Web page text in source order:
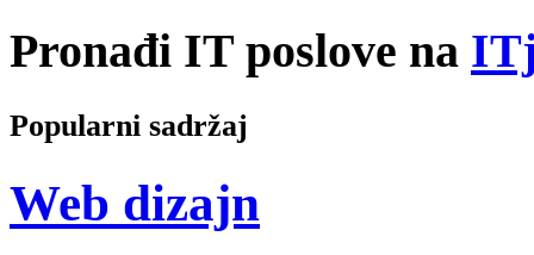
Pronađi IT poslove na
Popularni sadržaj
Web dizajn